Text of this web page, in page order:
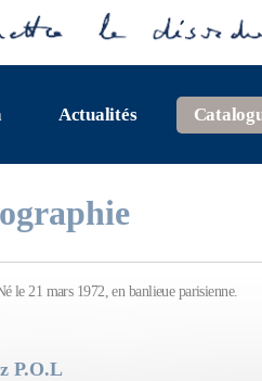
Actualités
le 21 mars 1972, en banlieue parisienne.
P.O.L